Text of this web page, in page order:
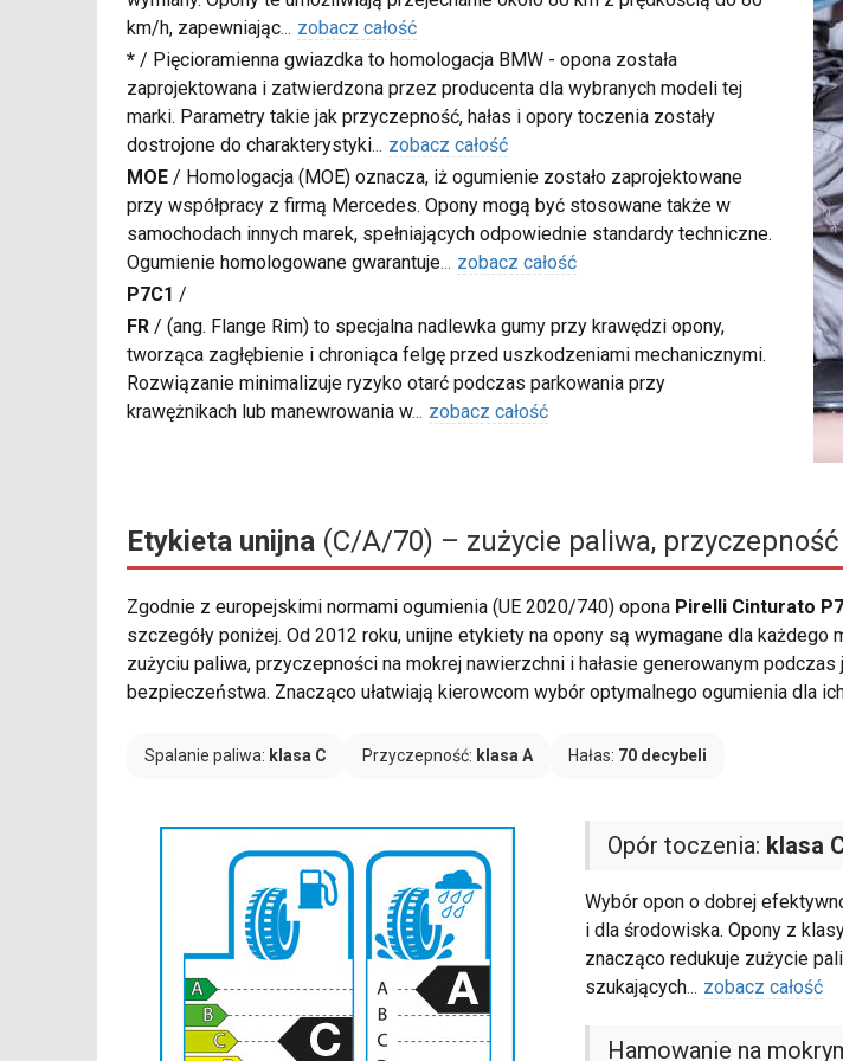
km/h, zapewniając... zobacz całość
* / Pięcioramienna gwiazdka to homologacja BMW - opona została
zaprojektowana i zatwierdzona przez producenta dla wybranych modeli tej
marki. Parametry takie jak przyczepność, hałas i opory toczenia zostały
dostrojone do charakterystyki... zobacz całość
MOE / Homologacja (MOE) oznacza, iż ogumienie zostało zaprojektowane
przy współpracy z firmą Mercedes. Opony mogą być stosowane także w
samochodach innych marek, spełniających odpowiednie standardy techniczne.
Ogumienie homologowane gwarantuje... zobacz całość
P7C1 /
FR / (ang. Flange Rim) to specjalna nadlewka gumy przy krawędzi opony,
tworząca zagłębienie i chroniąca felgę przed uszkodzeniami mechanicznymi.
Rozwiązanie minimalizuje ryzyko otarć podczas parkowania przy
krawężnikach lub manewrowania w... zobacz całość
Etykieta unijna (C/A/70) – zużycie paliwa, przyczepność
Zgodnie z europejskimi normami ogumienia (UE 2020/740) opona Pirelli Cinturato P7
szczegóły poniżej. Od 2012 roku, unijne etykiety na opony są wymagane dla
zużyciu paliwa, przyczepności na mokrej nawierzchni i hałasie generowanym
bezpieczeństwa. Znacząco ułatwiają kierowcom wybór optymalnego ogumienia dla
Spalanie paliwa: klasa C Przyczepność: klasa A Hałas: 70 decybeli
Opór toczenia: klasa
Wybór opon o dobrej
i dla środowiska. Opony z
znacząco redukuje zużycie
szukających... zobacz całość
Hamowanie na